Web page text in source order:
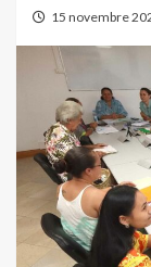
15 novembre